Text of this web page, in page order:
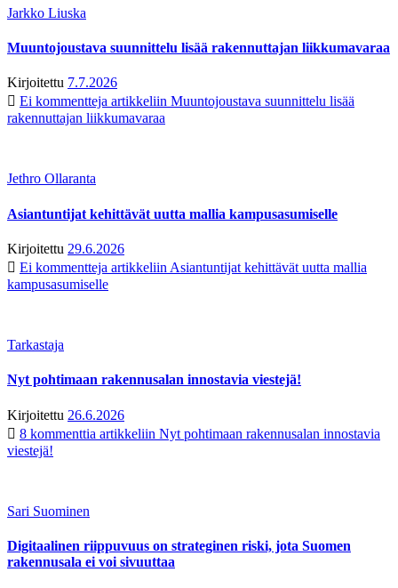
Jarkko Liuska
Muuntojoustava suunnittelu lisää rakennuttajan liikkumavaraa
Kirjoitettu 7.7.2026
Ei kommentteja artikkeliin Muuntojoustava suunnittelu lisää
rakennuttajan liikkumavaraa
Jethro Ollaranta
Asiantuntijat kehittävät uutta mallia kampusasumiselle
Kirjoitettu 29.6.2026
Ei kommentteja artikkeliin Asiantuntijat kehittävät uutta mallia
kampusasumiselle
Tarkastaja
Nyt pohtimaan rakennusalan innostavia viestejä!
Kirjoitettu 26.6.2026
8 kommenttia artikkeliin Nyt pohtimaan rakennusalan innostavia
viestejä!
Sari Suominen
Digitaalinen riippuvuus on strateginen riski, jota Suomen
rakennusala ei voi sivuuttaa